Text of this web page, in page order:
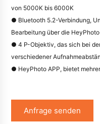
von 5000K bis 6000K
● Bluetooth 5.2-Verbindung,
Bearbeitung über die
● 4 P-Objektiv, das sich bei
verschiedener
● HeyPhoto APP, bietet
Anfrage senden